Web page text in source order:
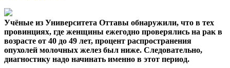
Учёные из Университета Оттавы обнаружили, что в тех
провинциях, где женщины ежегодно проверялись на рак в
возрасте от 40 до 49 лет, процент распространения
опухолей молочных желез был ниже. Следовательно,
диагностику надо начинать именно в этот период.